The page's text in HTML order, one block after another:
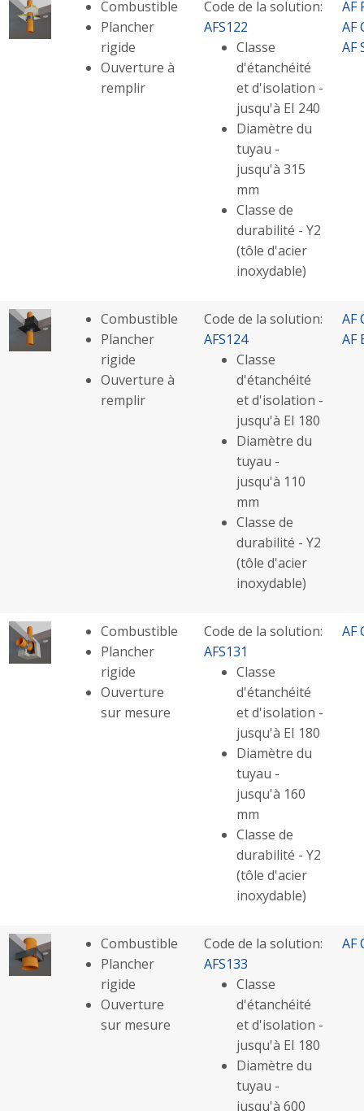
Combustible
Plancher
rigide
Ouverture à
remplir
Code de la solution:
AFS122
Classe
d'étanchéité
et d'isolation -
jusqu'à EI 240
Diamètre du
tuyau -
jusqu'à 315
mm
Classe de
durabilité - Y2
(tôle d'acier
inoxydable)
AF
AF
AF
Combustible
Plancher
rigide
Ouverture à
remplir
Code de la solution:
AFS124
Classe
d'étanchéité
et d'isolation -
jusqu'à EI 180
Diamètre du
tuyau -
jusqu'à 110
mm
Classe de
durabilité - Y2
(tôle d'acier
inoxydable)
AF
AF
Combustible
Plancher
rigide
Ouverture
sur mesure
Code de la solution:
AFS131
Classe
d'étanchéité
et d'isolation -
jusqu'à EI 180
Diamètre du
tuyau -
jusqu'à 160
mm
Classe de
durabilité - Y2
(tôle d'acier
inoxydable)
AF
Combustible
Plancher
rigide
Ouverture
sur mesure
Code de la solution:
AFS133
Classe
d'étanchéité
et d'isolation -
jusqu'à EI 180
Diamètre du
tuyau -
jusqu'à 600
AF